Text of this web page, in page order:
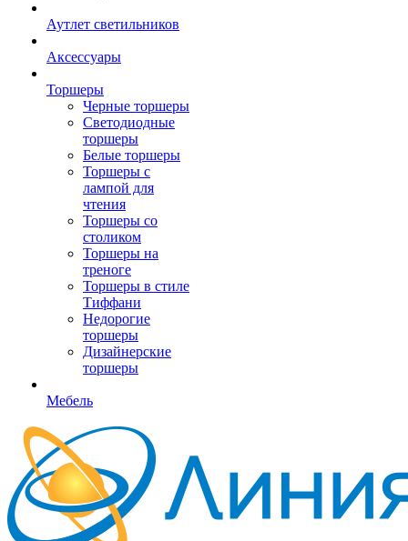
Аутлет светильников
Аксессуары
Торшеры
Черные торшеры
Светодиодные
торшеры
Белые торшеры
Торшеры с
лампой для
чтения
Торшеры со
столиком
Торшеры на
треноге
Торшеры в стиле
Тиффани
Недорогие
торшеры
Дизайнерские
торшеры
Мебель